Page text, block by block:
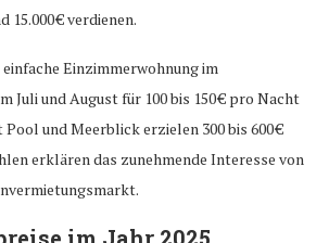
15.000 € verdienen.
Einzimmerwohnung im
Juli und August für 100 bis 150 € pro Nacht
und Meerblick erzielen 300 bis 600 €
erklären das zunehmende Interesse von